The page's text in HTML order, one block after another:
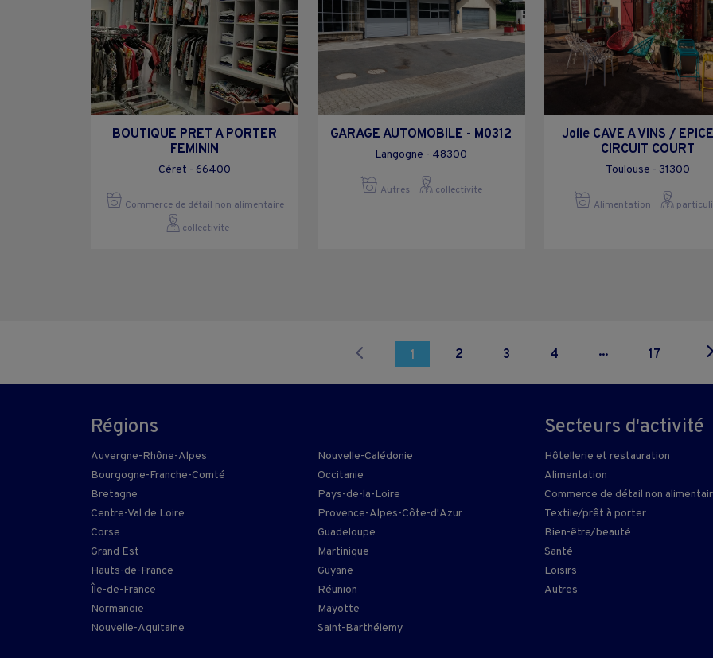
BOUTIQUE PRET A PORTER
FEMININ
Céret - 66400
Commerce de détail non alimentaire
collectivite
GARAGE AUTOMOBILE - M0312
Langogne - 48300
Autres collectivite
Jolie CAVE A VINS /
CIRCUIT COURT
Toulouse - 31300
Alimentation
1 2 3 4 ... 17
Régions
Auvergne-Rhône-Alpes
Bourgogne-Franche-Comté
Bretagne
Centre-Val de Loire
Corse
Grand Est
Hauts-de-France
Île-de-France
Normandie
Nouvelle-Aquitaine
Nouvelle-Calédonie
Occitanie
Pays-de-la-Loire
Provence-Alpes-Côte-d'Azur
Guadeloupe
Martinique
Guyane
Réunion
Mayotte
Saint-Barthélemy
Secteurs d'activité
Hôtellerie et restauration
Alimentation
Commerce de détail non
Textile/prêt à porter
Bien-être/beauté
Santé
Loisirs
Autres